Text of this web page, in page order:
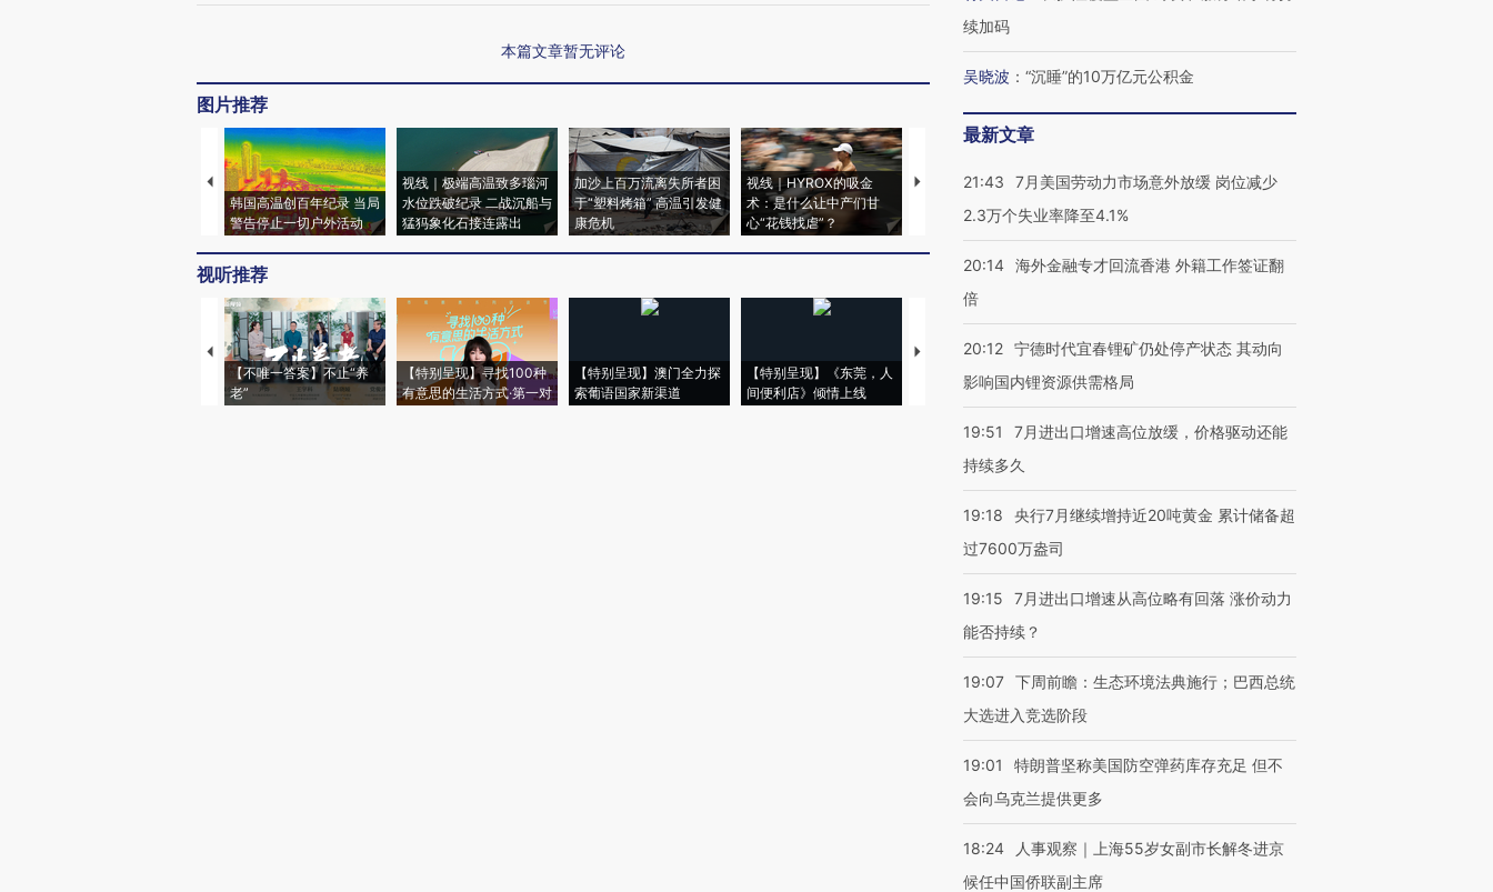
本篇文章暂无评论
图片推荐
韩国高温创百年纪录 当局
警告停止一切户外活动
视线｜极端高温致多瑙河
水位跌破纪录 二战沉船与
猛犸象化石接连露出
加沙上百万流离失所者困
于“塑料烤箱” 高温引发健
康危机
视线｜HYROX的吸金
术：是什么让中产们甘
心“花钱找虐”？
马航飞行员跨国走私7万
视线｜被称为“蟑螂”的印
育部长拱下台
视线｜“入侵”还是“人道危
视听推荐
【不唯一答案】不止“养
老”
【特别呈现】寻找100种
有意思的生活方式·第一对
【特别呈现】澳门全力探
索葡语国家新渠道
【特别呈现】《东莞，人
间便利店》倾情上线
【推广】走进第四届链博
会，让数智科技“链”接产
【特别呈现】寻找100种
有意思的生活方式·第三对
【商旅对话】华住集团
续加码
吴晓波 ： “沉睡”的10万亿元公积金
最新文章
21:43
7月美国劳动力市场意外放缓 岗位减少
2.3万个失业率降至4.1%
20:14 海外金融专才回流香港 外籍工作签证翻
倍
20:12 宁德时代宜春锂矿仍处停产状态 其动向
影响国内锂资源供需格局
19:51
7月进出口增速高位放缓，价格驱动还能
持续多久
19:18
央行7月继续增持近20吨黄金 累计储备超
过7600万盎司
19:15
7月进出口增速从高位略有回落 涨价动力
能否持续？
19:07 下周前瞻：生态环境法典施行；巴西总统
大选进入竞选阶段
19:01
特朗普坚称美国防空弹药库存充足 但不
会向乌克兰提供更多
18:24
人事观察｜上海55岁女副市长解冬进京
候任中国侨联副主席